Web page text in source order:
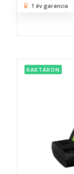
1 év garancia
RAKTÁRON